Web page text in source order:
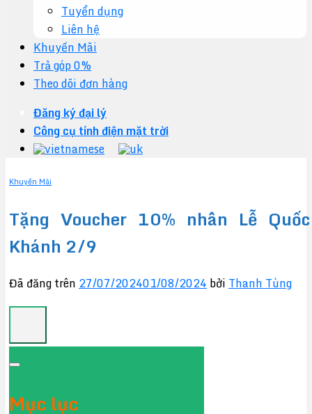
Tuyển dụng
Liên hệ
Khuyến Mãi
Trả góp 0%
Theo dõi đơn hàng
Đăng ký đại lý
Công cụ tính điện mặt trời
Khuyến Mãi
Tặng Voucher 10% nhân Lễ Quốc
Khánh 2/9
Đã đăng trên 27/07/202401/08/2024 bởi Thanh Tùng
Mục lục